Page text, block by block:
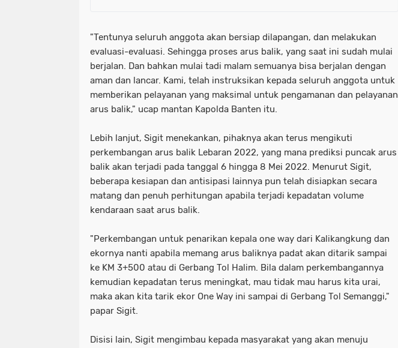
"Tentunya seluruh anggota akan bersiap dilapangan, dan melakukan
evaluasi-evaluasi. Sehingga proses arus balik, yang saat ini sudah mulai
berjalan. Dan bahkan mulai tadi malam semuanya bisa berjalan dengan
aman dan lancar. Kami, telah instruksikan kepada seluruh anggota untuk
memberikan pelayanan yang maksimal untuk pengamanan dan pelayanan
arus balik," ucap mantan Kapolda Banten itu.
Lebih lanjut, Sigit menekankan, pihaknya akan terus mengikuti
perkembangan arus balik Lebaran 2022, yang mana prediksi puncak arus
balik akan terjadi pada tanggal 6 hingga 8 Mei 2022. Menurut Sigit,
beberapa kesiapan dan antisipasi lainnya pun telah disiapkan secara
matang dan penuh perhitungan apabila terjadi kepadatan volume
kendaraan saat arus balik.
"Perkembangan untuk penarikan kepala one way dari Kalikangkung dan
ekornya nanti apabila memang arus baliknya padat akan ditarik sampai
ke KM 3+500 atau di Gerbang Tol Halim. Bila dalam perkembangannya
kemudian kepadatan terus meningkat, mau tidak mau harus kita urai,
maka akan kita tarik ekor One Way ini sampai di Gerbang Tol Semanggi,"
papar Sigit.
Disisi lain, Sigit mengimbau kepada masyarakat yang akan menuju